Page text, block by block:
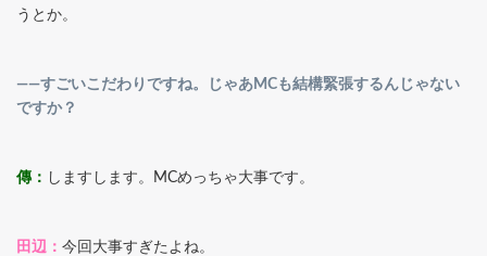
うとか。
――すごいこだわりですね。じゃあMCも結構緊張するんじゃない
ですか？
傳： しますします。MCめっちゃ大事です。
田辺： 今回大事すぎたよね。